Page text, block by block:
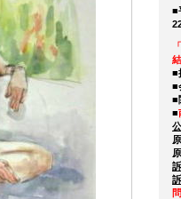
■
■
■
■
■